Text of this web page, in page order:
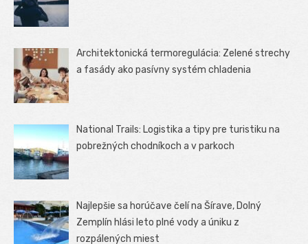
Architektonická termoregulácia: Zelené strechy
a fasády ako pasívny systém chladenia
National Trails: Logistika a tipy pre turistiku na
pobrežných chodníkoch a v parkoch
Najlepšie sa horúčave čelí na Šírave, Dolný
Zemplín hlási leto plné vody a úniku z
rozpálených miest